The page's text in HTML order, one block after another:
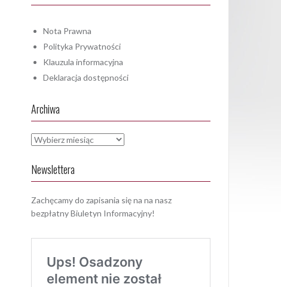
Nota Prawna
Polityka Prywatności
Klauzula informacyjna
Deklaracja dostępności
Archiwa
Archiwa
Newslettera
Zachęcamy do zapisania się na na nasz
bezpłatny Biuletyn Informacyjny!